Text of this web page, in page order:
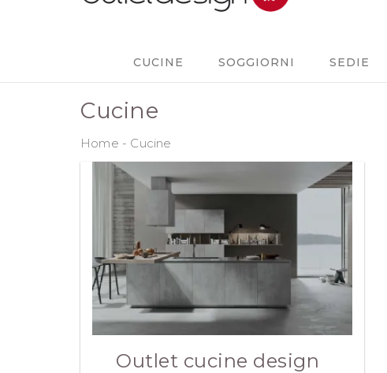
CUCINE SOGGIORNI SEDIE
Cucine
Home - Cucine
Outlet cucine design